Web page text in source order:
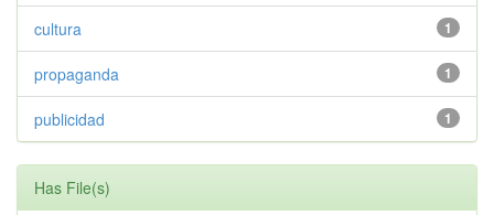
1
cultura
1
propaganda
1
publicidad
Has File(s)